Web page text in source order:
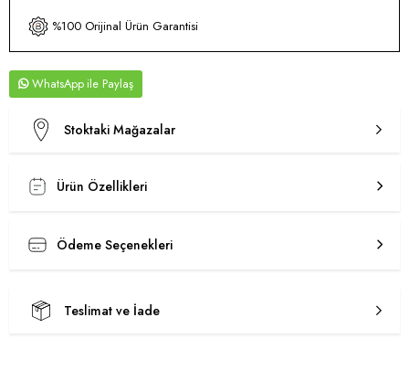
%100 Orijinal Ürün Garantisi
WhatsApp
Stoktaki Mağazalar
Ürün Özellikleri
Ödeme Seçenekleri
Teslimat ve İade